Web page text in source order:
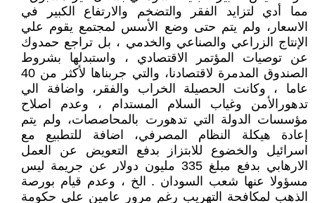
مما أدي لتزايد الفقر والتضخم والارتفاع الكبير في
الاسعار، ولم يتم حتى وضع الأسس لمجتمع يقوم علي
الإنتاج الزراعي والصناعي والخدمي ، بل تراجع حمدوك
عن توصيات المؤتمر الاقتصادي ، واستبدلها بشروط
الصندوق المدمرة لاقتصادنا، والتي جربناها لأكثر من 40
عاما ، وكانت الحصيلة الخراب والفقر، واضافة الي
تدهورالأمن وغياب السلام المستدام ، وعدم اصلاح
مؤسسات الدولة التي تدهورت بالمحاصصات، ولم يتم
إعادة هيكلة النظام المصرفي، اضافة للتطبيع مع
اسرائيل والخضوع للابتزاز بدفع التعويض عن العمل
الارهابي بدفع مبلغ 335 مليون دولار عن جريمة ليس
مسؤولا عنها شعب السودان . الخ ، وعدم قيام بورصة
الذهب لمكافحة التهريب رغم مرور عامين علي حكومة